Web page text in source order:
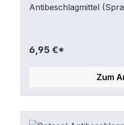
Antibeschlagmittel
6,95 €*
Zum